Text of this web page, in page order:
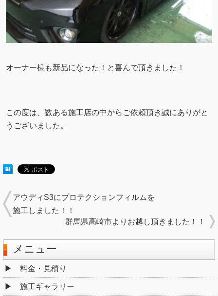
オーナー様も新品になった！と喜んで頂きました！
この度は、数ある施工店の中からご依頼頂き誠にありがと
うございました。
アウディS3にプロテクションフィルムを
施工しました！！
群馬県高崎市よりお越し頂きました！！
メニュー
料金・見積り
施工ギャラリー